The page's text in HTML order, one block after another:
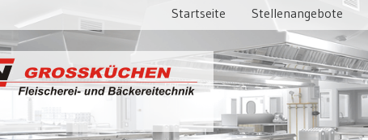
Startseite Stellenangebote